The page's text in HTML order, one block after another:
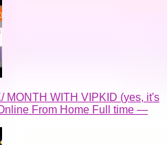
MONTH WITH VIPKID (yes, it's
From Home Full time —